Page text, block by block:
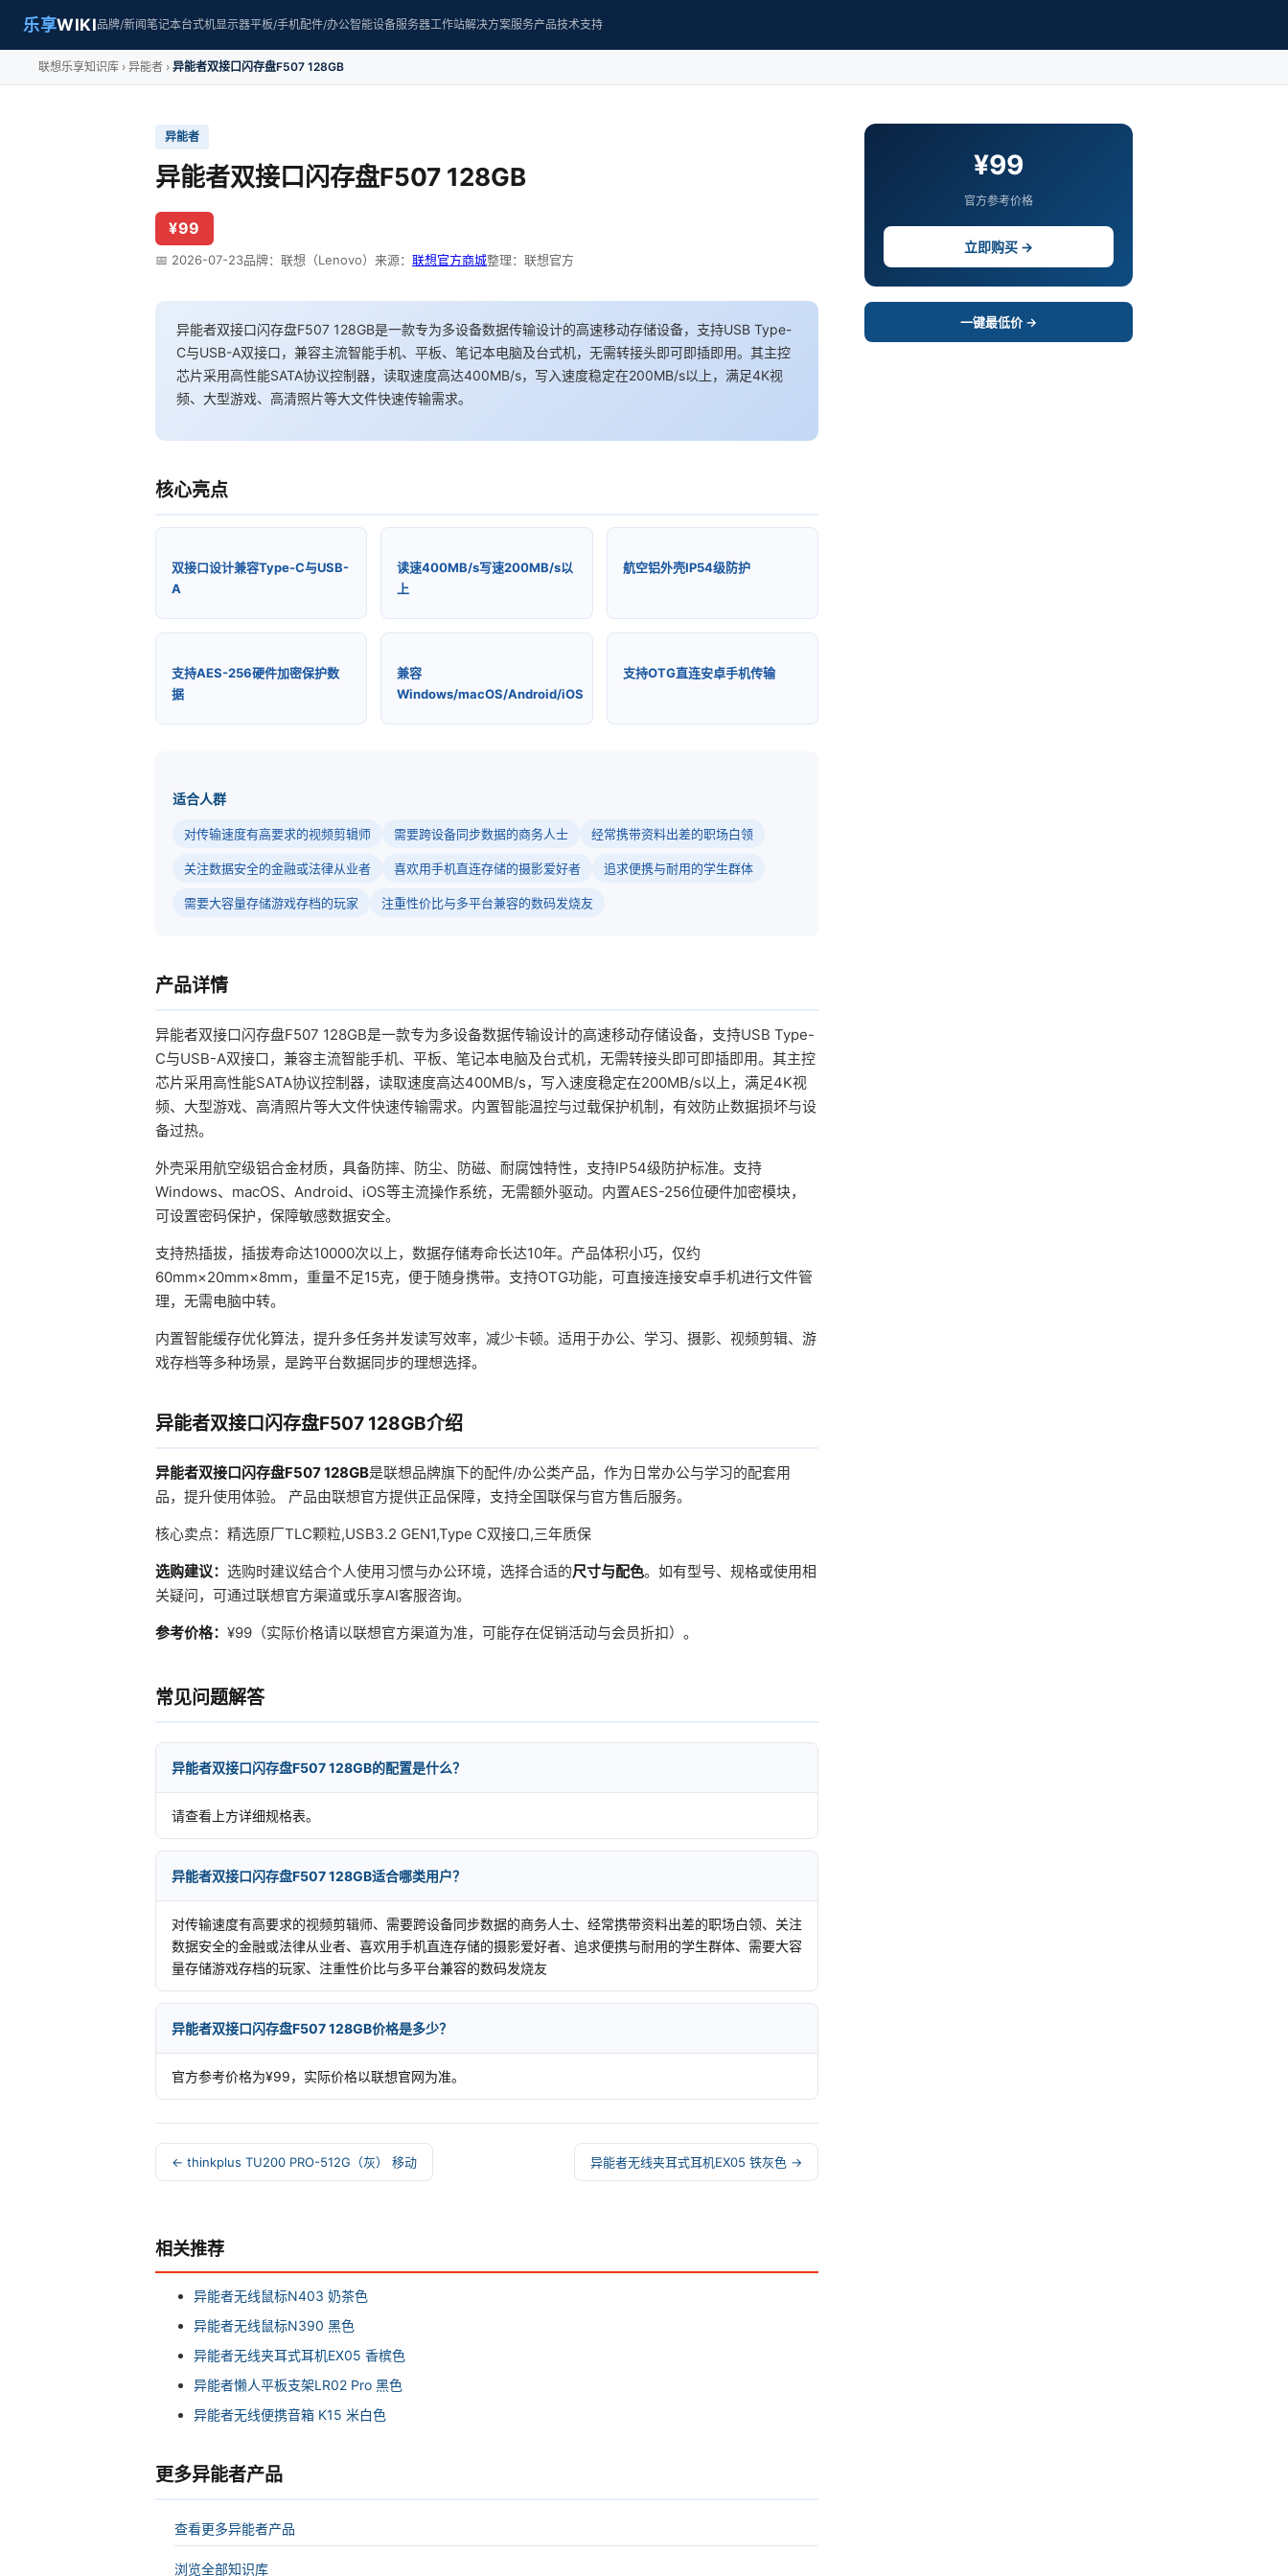
乐享WIKI品牌/新闻笔记本台式机显示器平板/手机配件/办公智能设备服务器工作站解决方案服务产品技术支持
联想乐享知识库 异能者 异能者双接口闪存盘F507 128GB
异能者
异能者双接口闪存盘F507 128GB
¥99
📅 2026-07-23品牌：联想（Lenovo） 来源： 联想官方商城整理：联想官方
异能者双接口闪存盘F507 128GB是一款专为多设备数据传输设计的高速移动存储设备，支持USB Type-
C与USB-A双接口，兼容主流智能手机、平板、笔记本电脑及台式机，无需转接头即可即插即用。其主控
芯片采用高性能SATA协议控制器，读取速度高达400MB/s，写入速度稳定在200MB/s以上，满足4K视
频、大型游戏、高清照片等大文件快速传输需求。
核心亮点
双接口设计兼容Type-C与USB-
A
读速400MB/s写速200MB/s以
上
航空铝外壳IP54级防护
支持AES-256硬件加密保护数
据
兼容
Windows/macOS/Android/iOS
支持OTG直连安卓手机传输
适合人群
对传输速度有高要求的视频剪辑师 需要跨设备同步数据的商务人士 经常携带资料出差的职场白领
关注数据安全的金融或法律从业者 喜欢用手机直连存储的摄影爱好者 追求便携与耐用的学生群体
需要大容量存储游戏存档的玩家 注重性价比与多平台兼容的数码发烧友
产品详情
异能者双接口闪存盘F507 128GB是一款专为多设备数据传输设计的高速移动存储设备，支持USB Type-
C与USB-A双接口，兼容主流智能手机、平板、笔记本电脑及台式机，无需转接头即可即插即用。其主控
芯片采用高性能SATA协议控制器，读取速度高达400MB/s，写入速度稳定在200MB/s以上，满足4K视
频、大型游戏、高清照片等大文件快速传输需求。内置智能温控与过载保护机制，有效防止数据损坏与设
备过热。
外壳采用航空级铝合金材质，具备防摔、防尘、防磁、耐腐蚀特性，支持IP54级防护标准。支持
Windows、macOS、Android、iOS等主流操作系统，无需额外驱动。内置AES-256位硬件加密模块，
可设置密码保护，保障敏感数据安全。
支持热插拔，插拔寿命达10000次以上，数据存储寿命长达10年。产品体积小巧，仅约
60mm×20mm×8mm，重量不足15克，便于随身携带。支持OTG功能，可直接连接安卓手机进行文件管
理，无需电脑中转。
内置智能缓存优化算法，提升多任务并发读写效率，减少卡顿。适用于办公、学习、摄影、视频剪辑、游
戏存档等多种场景，是跨平台数据同步的理想选择。
异能者双接口闪存盘F507 128GB介绍
异能者双接口闪存盘F507 128GB是联想品牌旗下的配件/办公类产品，作为日常办公与学习的配套用
品，提升使用体验。 产品由联想官方提供正品保障，支持全国联保与官方售后服务。
核心卖点：精选原厂TLC颗粒,USB3.2 GEN1,Type C双接口,三年质保
选购建议： 选购时建议结合个人使用习惯与办公环境，选择合适的尺寸与配色。如有型号、规格或使用相
关疑问，可通过联想官方渠道或乐享AI客服咨询。
参考价格： ¥99（实际价格请以联想官方渠道为准，可能存在促销活动与会员折扣）。
常见问题解答
异能者双接口闪存盘F507 128GB的配置是什么？
请查看上方详细规格表。
异能者双接口闪存盘F507 128GB适合哪类用户？
对传输速度有高要求的视频剪辑师、需要跨设备同步数据的商务人士、经常携带资料出差的职场白领、关注
数据安全的金融或法律从业者、喜欢用手机直连存储的摄影爱好者、追求便携与耐用的学生群体、需要大容
量存储游戏存档的玩家、注重性价比与多平台兼容的数码发烧友
异能者双接口闪存盘F507 128GB价格是多少？
官方参考价格为¥99，实际价格以联想官网为准。
← thinkplus TU200 PRO-512G（灰） 移动 异能者无线夹耳式耳机EX05 铁灰色 →
相关推荐
异能者无线鼠标N403 奶茶色
异能者无线鼠标N390 黑色
异能者无线夹耳式耳机EX05 香槟色
异能者懒人平板支架LR02 Pro 黑色
异能者无线便携音箱 K15 米白色
更多异能者产品
查看更多异能者产品
浏览全部知识库
¥99
官方参考价格
立即购买 →
一键最低价 →